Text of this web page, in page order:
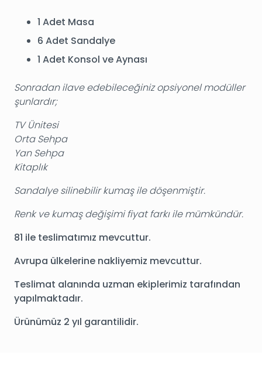
1 Adet Masa
6 Adet Sandalye
1 Adet Konsol ve Aynası
Sonradan ilave edebileceğiniz opsiyonel modüller
şunlardır;
TV Ünitesi
Orta Sehpa
Yan Sehpa
Kitaplık
Sandalye silinebilir kumaş ile döşenmiştir.
Renk ve kumaş değişimi fiyat farkı ile mümkündür.
81 ile teslimatımız mevcuttur.
Avrupa ülkelerine nakliyemiz mevcuttur.
Teslimat alanında uzman ekiplerimiz tarafından
yapılmaktadır.
Ürünümüz 2 yıl garantilidir.